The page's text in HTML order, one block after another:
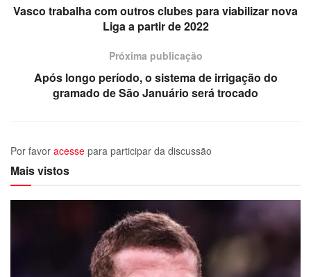
Vasco trabalha com outros clubes para viabilizar nova
Liga a partir de 2022
Próxima publicação
Após longo período, o sistema de irrigação do
gramado de São Januário será trocado
Por favor acesse para participar da discussão
Mais vistos